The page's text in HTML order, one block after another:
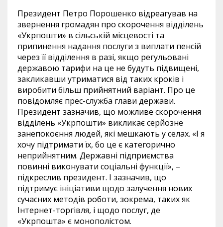
Президент Петро Порошенко відреагував на
звернення громадян про скорочення відділень
«Укрпошти» в сільській місцевості та
припинення надання послуги з виплати пенсій
через її відділення в разі, якщо регульовані
державою тарифи на це не будуть підвищені,
закликавши утриматися від таких кроків і
виробити більш прийнятний варіант. Про це
повідомляє прес-служба глави держави.
Президент зазначив, що можливе скорочення
відділень «Укрпошти» викликає серйозне
занепокоєння людей, які мешкають у селах. «І я
хочу підтримати їх, бо це є категорично
неприйнятним. Державні підприємства
повинні виконувати соціальні функції», –
підкреслив президент. І зазначив, що
підтримує ініціативи щодо залучення нових
сучасних методів роботи, зокрема, таких як
Інтернет-торгівля, і щодо послуг, де
«Укрпошта» є монополістом.